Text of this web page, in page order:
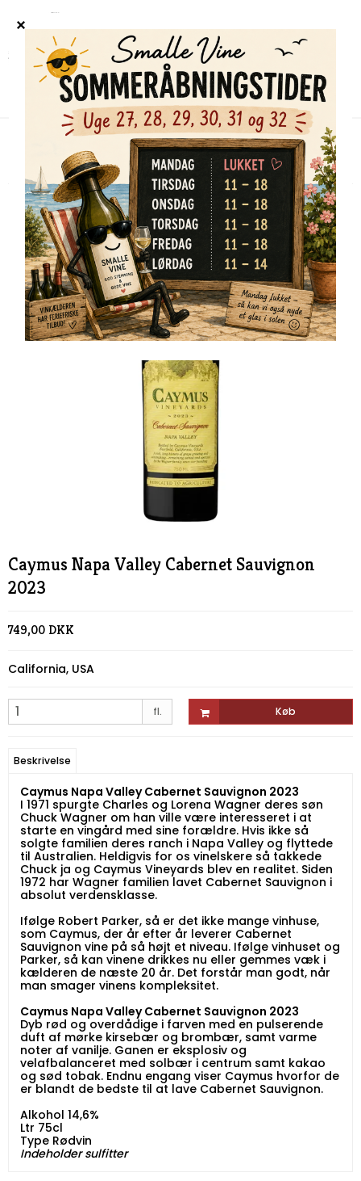
Shop / Alle vine /
Caymus Napa Valley Cabernet Sauvignon 2023
Caymus Napa Valley Cabernet Sauvignon
2023
749,00 DKK
California, USA
fl. Køb
Beskrivelse
Caymus Napa Valley Cabernet Sauvignon 2023
I 1971 spurgte Charles og Lorena Wagner deres søn
Chuck Wagner om han ville være interesseret i at
starte en vingård med sine forældre. Hvis ikke så
solgte familien deres ranch i Napa Valley og flyttede
til Australien. Heldigvis for os vinelskere så takkede
Chuck ja og Caymus Vineyards blev en realitet. Siden
1972 har Wagner familien lavet Cabernet Sauvignon i
absolut verdensklasse.
Ifølge Robert Parker, så er det ikke mange vinhuse,
som Caymus, der år efter år leverer Cabernet
Sauvignon vine på så højt et niveau. Ifølge vinhuset og
Parker, så kan vinene drikkes nu eller gemmes væk i
kælderen de næste 20 år. Det forstår man godt, når
man smager vinens kompleksitet.
Caymus Napa Valley Cabernet Sauvignon 2023
Dyb rød og overdådige i farven med en pulserende
duft af mørke kirsebær og brombær, samt varme
noter af vanilje. Ganen er eksplosiv og
velafbalanceret med solbær i centrum samt kakao
og sød tobak. Endnu engang viser Caymus hvorfor de
er blandt de bedste til at lave Cabernet Sauvignon.
Alkohol 14,6%
Ltr 75cl
Type Rødvin
Indeholder sulfitter